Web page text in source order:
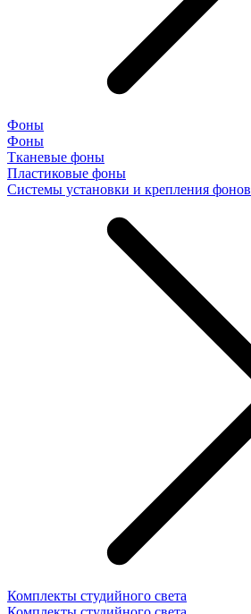
Фоны
Фоны
Тканевые фоны
Пластиковые фоны
Системы установки и крепления фонов
Комплекты студийного света